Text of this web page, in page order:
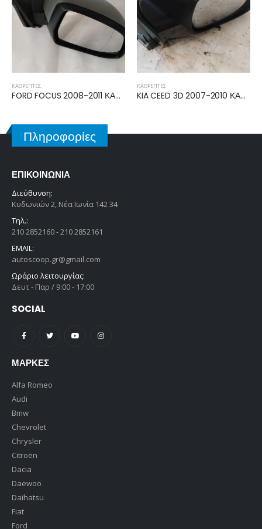
ΚΑΘΡΈΠΤΕΣ ΚΑΘΡΈΠΤΕΣ
Πληροφορίες
ΕΠΙΚΟΙΝΩΝΊΑ
Διεύθυνση:
Κυδωνιών 2, Νέα Ιωνία 142 34
Τηλ.:
210 2852160 - 210 2852161
EMAIL:
autoscoop.gr@gmail.com
Ωράριο λειτουργίας:
Δευτ - Παρ / 9:00 - 17:00
SOCIAL
ΜΆΡΚΕΣ
Alfa Romeo
Audi
Bmw
Chevrolet
Chrysler
Citroën
Dacia
Daewoo
Daihatsu
Fiat
Ford